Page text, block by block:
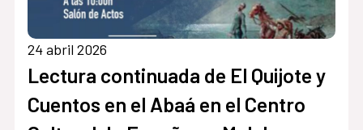
24 abril 2026
Lectura continuada de El Quijote y
Cuentos en el Abaá en el Centro